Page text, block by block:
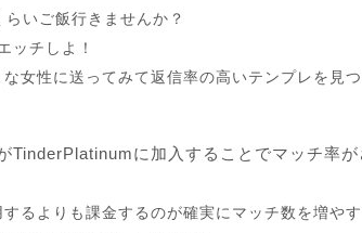
いご飯行きませんか？
ッチしよ！
女性に送ってみて返信率の高いテンプレを見
TinderPlatinumに加入することでマッチ率が
るよりも課金するのが確実にマッチ数を増や